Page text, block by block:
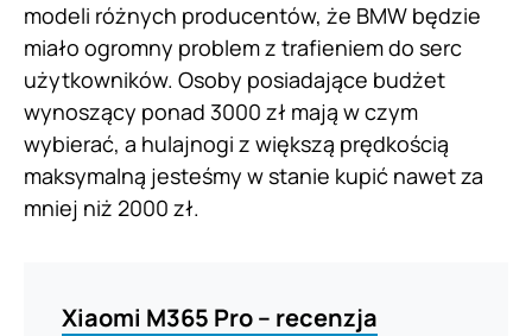
modeli różnych producentów, że BMW będzie
miało ogromny problem z trafieniem do serc
użytkowników. Osoby posiadające budżet
wynoszący ponad 3000 zł mają w czym
wybierać, a hulajnogi z większą prędkością
maksymalną jesteśmy w stanie kupić nawet za
mniej niż 2000 zł.
Xiaomi M365 Pro – recenzja